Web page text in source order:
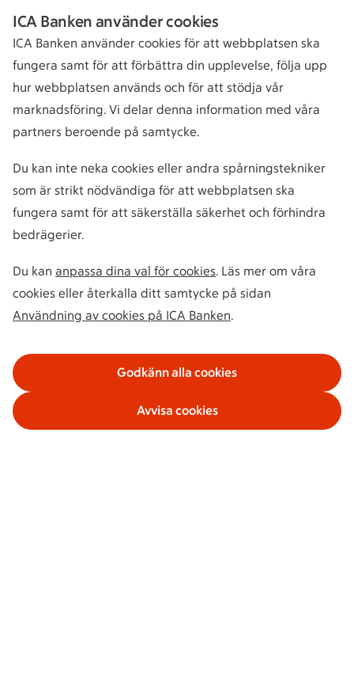
ICA Banken använder cookies
ICA Banken använder cookies för att webbplatsen ska
fungera samt för att förbättra din upplevelse, följa upp
hur webbplatsen används och för att stödja vår
marknadsföring. Vi delar denna information med våra
partners beroende på samtycke.
Du kan inte neka cookies eller andra spårningstekniker
som är strikt nödvändiga för att webbplatsen ska
fungera samt för att säkerställa säkerhet och förhindra
bedrägerier.
Du kan anpassa dina val för cookies. Läs mer om våra
cookies eller återkalla ditt samtycke på sidan
Användning av cookies på ICA Banken.
Godkänn alla cookies
Avvisa cookies